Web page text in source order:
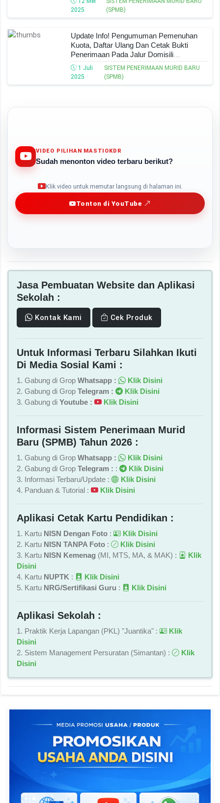
2025
(SPMB)
Update Info! Pengumuman Pemenuhan
Kuota, Daftar Ulang Dan Cetak Bukti
Penerimaan Pada Jalur Domisili
SMA/SMK Pada SPMB Jatim 2025
1 Juli
2025
SISTEM PENERIMAAN MURID BARU
(SPMB)
VIDEO PILIHAN MASTIOKDR
Sudah menonton video terbaru berikut?
Klik video untuk memutar langsung di halaman ini.
Tonton di YouTube
Jasa Pembuatan Website dan Aplikasi
Sekolah :
Kontak Kami Cek Produk
Untuk Informasi Terbaru Silahkan Ikuti
Di Media Sosial Kami :
1. Gabung di Grop Whatsapp :
Klik Disini
2. Gabung di Grop Telegram :
Klik Disini
3. Gabung di Youtube : Klik Disini
Informasi Sistem Penerimaan Murid
Baru (SPMB) Tahun 2026 :
1. Gabung di Grop Whatsapp :
Klik Disini
2. Gabung di Grop Telegram : :
Klik Disini
3. Informasi Terbaru/Update :
Klik Disini
4. Panduan & Tutorial :
Klik Disini
Aplikasi Cetak Kartu Pendidikan :
1. Kartu NISN Dengan Foto :
Klik Disini
2. Kartu NISN TANPA Foto :
Klik Disini
3. Kartu NISN Kemenag (MI, MTS, MA, & MAK) :
Klik
Disini
4. Kartu NUPTK :
Klik Disini
5. Kartu NRG/Sertifikasi Guru : Klik Disini
Aplikasi Sekolah :
1. Praktik Kerja Lapangan (PKL) "Juantika" :
Klik
Disini
2. Sistem Management Persuratan (Simantan) :
Klik
Disini